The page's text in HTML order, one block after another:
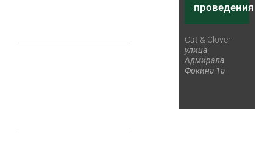
проведения
Cat & Clover
улица
Адмирала
Фокина 1а